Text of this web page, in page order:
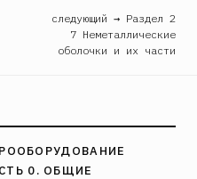
следующий → Раздел 2
7 Неметаллические
оболочки и их части
0. ОБЩИЕ